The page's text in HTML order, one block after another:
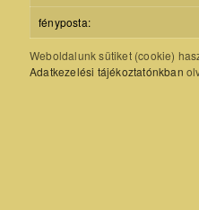
fényposta:
Weboldalunk sütiket (cookie)
Adatkezelési tájékoztatónkban